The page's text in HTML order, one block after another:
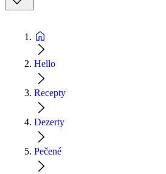
Hello
Recepty
Dezerty
Pečené